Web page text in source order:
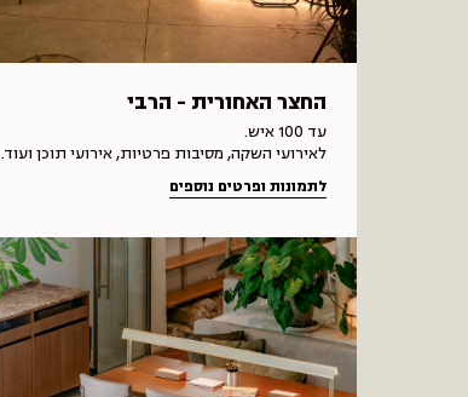
החצר האחורית - הרבי
עד 100 איש.
לאירועי השקה, מסיבות פרטיות, אירועי תוכן ועוד.
לתמונות ופרטים נוספים